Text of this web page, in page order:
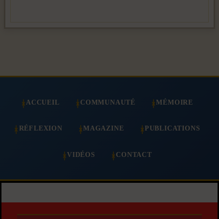
ACCUEIL COMMUNAUTÉ MÉMOIRE
RÉFLEXION MAGAZINE PUBLICATIONS
VIDÉOS CONTACT